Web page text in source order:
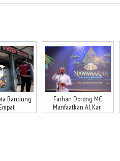
Bandung
...
Farhan Dorong MC
Manfaatkan AI, Kar...